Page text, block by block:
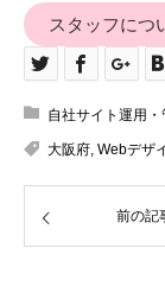
スタッフにつ
自社サイト運用・
大阪府, Webデザ
前の記